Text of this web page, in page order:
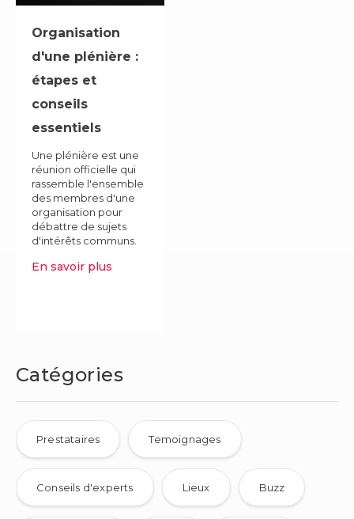
Organisation
d'une plénière :
étapes et
conseils
essentiels
Une plénière est une
réunion officielle qui
rassemble l'ensemble
des membres d'une
organisation pour
débattre de sujets
d'intérêts communs.
que vous devez savoir
En savoir plus
Catégories
Prestataires Temoignages
Conseils d'experts Lieux Buzz